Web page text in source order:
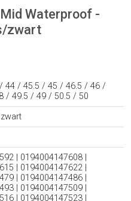
Waterproof -
zwart
44 / 45.5 / 45 / 46.5 / 46 /
/ 49.5 / 49 / 50.5 / 50
| 0194004147608 |
| 0194004147622 |
| 0194004147486 |
| 0194004147509 |
| 0194004147523 |